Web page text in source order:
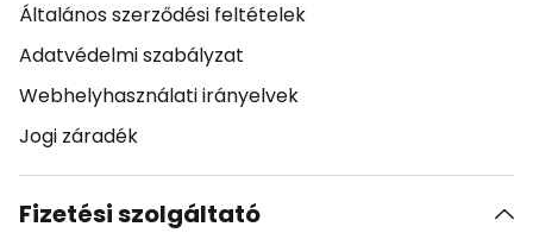
Általános szerződési feltételek
Adatvédelmi szabályzat
Webhelyhasználati irányelvek
Jogi záradék
Fizetési szolgáltató